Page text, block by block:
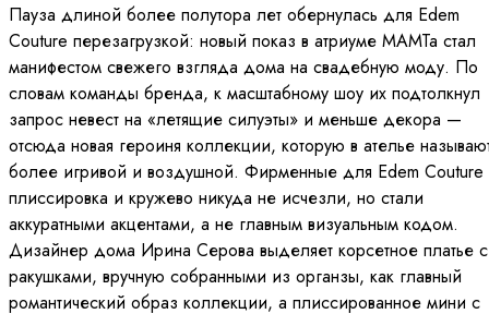
Пауза длиной более полутора лет обернулась для Edem
Couture перезагрузкой: новый показ в атриуме МАМТа стал
манифестом свежего взгляда дома на свадебную моду. По
словам команды бренда, к масштабному шоу их подтолкнул
запрос невест на «летящие силуэты» и меньше декора —
отсюда новая героиня коллекции, которую в ателье
более игривой и воздушной. Фирменные для Edem Couture
плиссировка и кружево никуда не исчезли, но стали
аккуратными акцентами, а не главным визуальным кодом.
Дизайнер дома Ирина Серова выделяет корсетное платье с
ракушками, вручную собранными из органзы, как главный
романтический образ коллекции, а плиссированное мини с